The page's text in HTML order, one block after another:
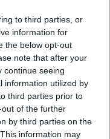
to third parties, or
information for
the below opt-out
note that after your
continue seeing
information utilized by
third parties prior to
of the further
by third parties on the
information may
rinunce e senza
al buon
da 1500 calorie,